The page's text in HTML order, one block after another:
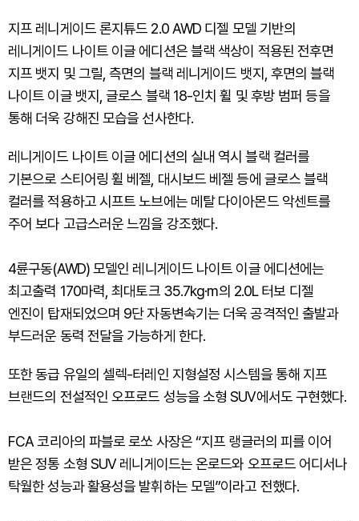
지프 레니게이드 론지튜드 2.0 AWD 디젤 모델 기반의
레니게이드 나이트 이글 에디션은 블랙 색상이 적용된 전후면
지프 뱃지 및 그릴, 측면의 블랙 레니게이드 뱃지, 후면의 블랙
나이트 이글 뱃지, 글로스 블랙 18-인치 휠 및 후방 범퍼 등을
통해 더욱 강해진 모습을 선사한다.
레니게이드 나이트 이글 에디션의 실내 역시 블랙 컬러를
기본으로 스티어링 휠 베젤, 대시보드 베젤 등에 글로스 블랙
컬러를 적용하고 시프트 노브에는 메탈 다이아몬드 악센트를
주어 보다 고급스러운 느낌을 강조했다.
4륜구동(AWD) 모델인 레니게이드 나이트 이글 에디션에는
최고출력 170마력, 최대토크 35.7kg·m의 2.0L 터보 디젤
엔진이 탑재되었으며 9단 자동변속기는 더욱 공격적인 출발과
부드러운 동력 전달을 가능하게 한다.
또한 동급 유일의 셀렉-터레인 지형설정 시스템을 통해 지프
브랜드의 전설적인 오프로드 성능을 소형 SUV에서도 구현했다.
FCA 코리아의 파블로 로쏘 사장은 “지프 랭글러의 피를 이어
받은 정통 소형 SUV 레니게이드는 온로드와 오프로드 어디서나
탁월한 성능과 활용성을 발휘하는 모델”이라고 전했다.